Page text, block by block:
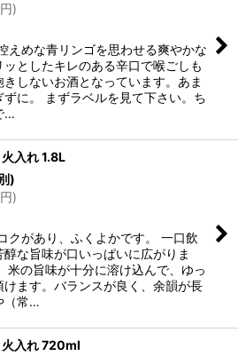
円)
えめな青リンゴを思わせる爽やかな
としたキレのある辛口で喉ごしも
きしないお酒となっています。あま
ずに。 まずラベルを見て下さい。ち
…
入れ 1.8L
)
円)
クがあり、ふくよかです。 一口飲
醇な旨味が口いっぱいに広がりま
米の旨味が十分に溶け込んで、ゆっ
けます。バランスが良く、余韻が長
（常…
入れ 720ml